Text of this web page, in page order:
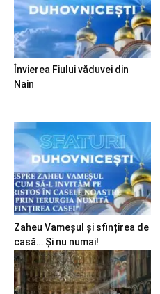
Învierea Fiului văduvei din
Nain
Zaheu Vameșul și sfințirea de
casă… Și nu numai!